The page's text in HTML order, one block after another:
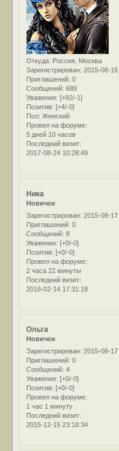
Откуда: Россия, Москва
Зарегистрирован: 2015-08-16
Приглашений: 0
Сообщений: 689
Уважение: [+92/-1]
Позитив: [+4/-0]
Пол: Женский
Провел на форуме:
5 дней 10 часов
Последний визит:
2017-08-24 10:28:49
Ника
Новичок
Зарегистрирован: 2015-08-17
Приглашений: 0
Сообщений: 8
Уважение: [+0/-0]
Позитив: [+0/-0]
Провел на форуме:
2 часа 22 минуты
Последний визит:
2016-02-14 17:31:18
Ольга
Новичок
Зарегистрирован: 2015-08-17
Приглашений: 0
Сообщений: 4
Уважение: [+0/-0]
Позитив: [+0/-0]
Провел на форуме:
1 час 1 минуту
Последний визит:
2015-12-15 23:18:34